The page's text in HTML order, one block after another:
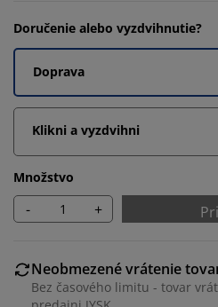
Doručenie alebo vyzdvihnutie?
Doprava
Klikni a vyzdvihni
Množstvo
- +
Neobmezené vrátenie
Bez časového limitu - tovar